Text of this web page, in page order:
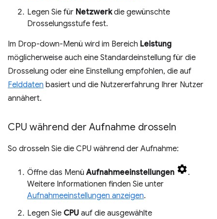
Legen Sie für Netzwerkdie gewünschte
Drosselungsstufe fest.
Im Drop-down-Menü wird im Bereich Leistung
möglicherweise auch eine Standardeinstellung für die
Drosselung oder eine Einstellung empfohlen, die auf
Felddaten basiert und die Nutzererfahrung Ihrer Nutzer
annähert.
CPU während der Aufnahme drosseln
So drosseln Sie die CPU während der Aufnahme:
Öffne das MenüAufnahmeeinstellungen
.
Weitere Informationen finden Sie unter
Aufnahmeeinstellungen anzeigen.
Legen Sie CPU auf die ausgewählte